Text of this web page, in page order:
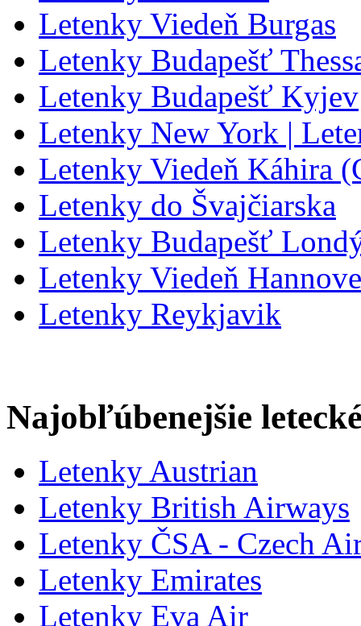
Letenky Viedeň Burgas
Letenky Budapešť
Letenky Budapešť Kyjev
Letenky New York |
Letenky Viedeň Káhira
Letenky do Švajčiarska
Letenky Budapešť
Letenky Viedeň
Letenky Reykjavik
Najobľúbenejšie
Letenky Austrian
Letenky British Airways
Letenky ČSA - Czech
Letenky Emirates
Letenky Eva Air